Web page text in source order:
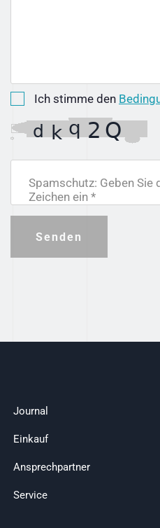
Ich stimme den
Spamschutz: Geben Sie
Zeichen ein *
Senden
Journal
Einkauf
Ansprechpartner
Service